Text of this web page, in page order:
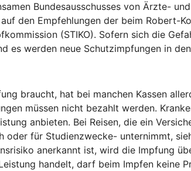
Bundesausschusses von Ärzte- und
den Empfehlungen der beim Robert-
(STIKO). Sofern sich die
es werden neue Schutzimpfungen in
braucht, hat bei manchen Kassen
müssen nicht bezahlt werden.
anbieten. Bei Reisen, die ein
oder für Studienzwecke- unternimmt,
anerkannt ist, wird die Impfung
handelt, darf beim Impfen keine